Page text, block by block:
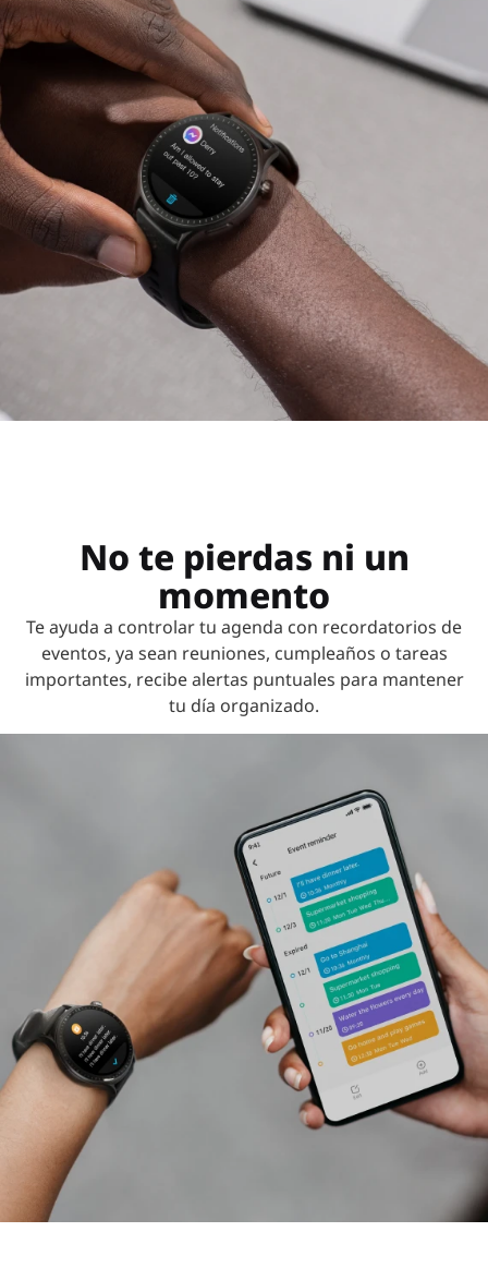
No te pierdas ni un
momento
Te ayuda a controlar tu agenda con recordatorios de
eventos, ya sean reuniones, cumpleaños o tareas
importantes, recibe alertas puntuales para mantener
tu día organizado.